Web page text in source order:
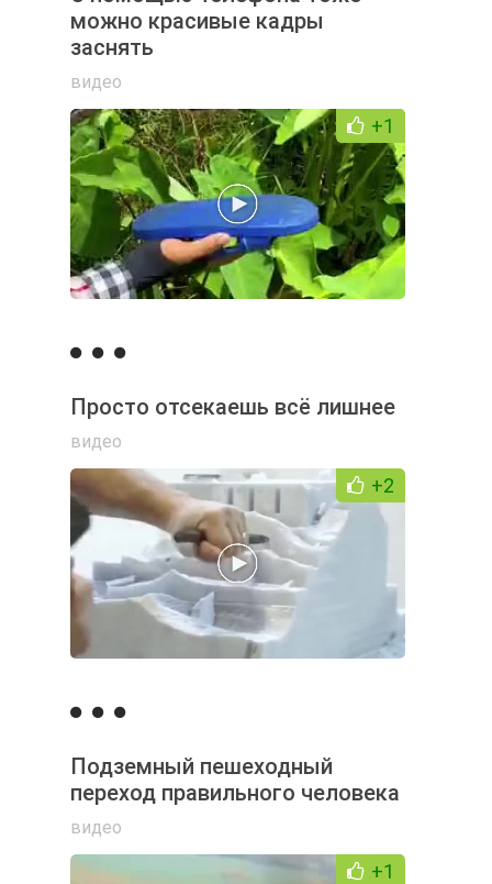
можно красивые кадры
заснять
видео
+1
Просто отсекаешь всё лишнее
видео
+2
Подземный пешеходный
переход правильного человека
видео
+1